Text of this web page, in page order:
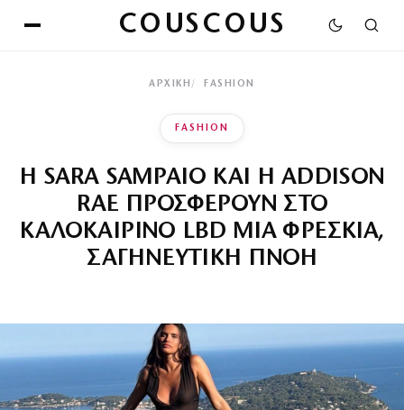
COUSCOUS
ΑΡΧΙΚΉ FASHION
FASHION
Η SARA SAMPAIO ΚΑΙ Η ADDISON
RAE ΠΡΟΣΦΕΡΟΥΝ ΣΤΟ
ΚΑΛΟΚΑΙΡΙΝΟ LBD ΜΙΑ ΦΡΕΣΚΙΑ,
ΣΑΓΗΝΕΥΤΙΚΗ ΠΝΟΗ